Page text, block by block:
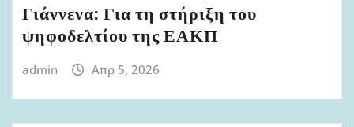
Γιάννενα: Για τη στήριξη του
ψηφοδελτίου της ΕΑΚΠ
admin Απρ 5, 2026